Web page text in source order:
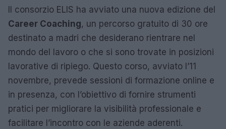
Il consorzio ELIS ha avviato una nuova edizione del
Career Coaching, un percorso gratuito di 30 ore
destinato a madri che desiderano rientrare nel
mondo del lavoro o che si sono trovate in posizioni
lavorative di ripiego. Questo corso, avviato l’11
novembre, prevede sessioni di formazione online e
in presenza, con l’obiettivo di fornire strumenti
pratici per migliorare la visibilità professionale e
facilitare l’incontro con le aziende aderenti.